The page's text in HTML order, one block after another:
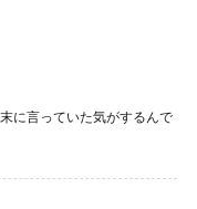
に言っていた気がするんで